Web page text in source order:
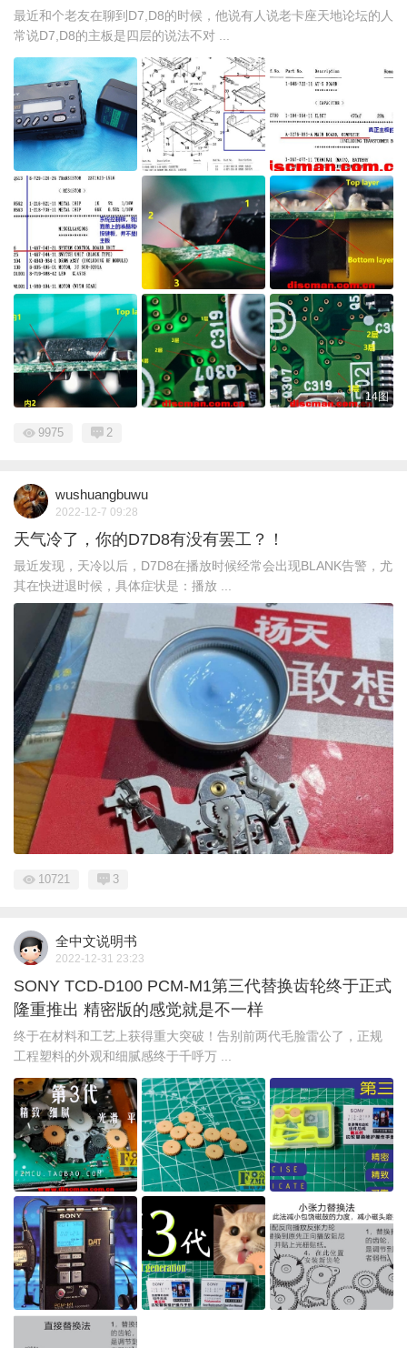
最近和个老友在聊到D7,D8的时候，他说有人说老卡座天地论坛的人
常说D7,D8的主板是四层的说法不对 ...
14图
9975 2
wushuangbuwu
2022-12-7 09:28
天气冷了，你的D7D8有没有罢工？！
最近发现，天冷以后，D7D8在播放时候经常会出现BLANK告警，尤
其在快进退时候，具体症状是：播放 ...
10721 3
全中文说明书
2022-12-31 23:23
SONY TCD-D100 PCM-M1第三代替换齿轮终于正式
隆重推出 精密版的感觉就是不一样
终于在材料和工艺上获得重大突破！告别前两代毛脸雷公了，正规
工程塑料的外观和细腻感终于千呼万 ...